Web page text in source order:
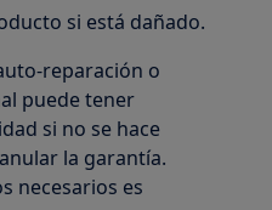
si está dañado.
reparación o
puede tener
si no se hace
la garantía.
necesarios es